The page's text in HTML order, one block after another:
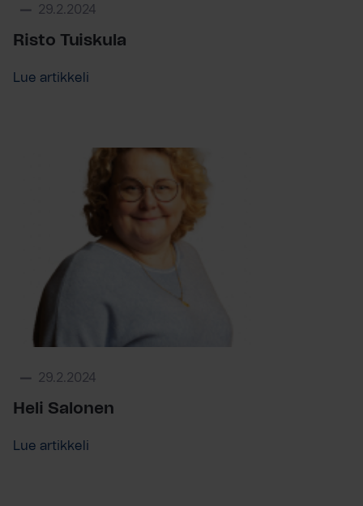
29.2.2024
Risto Tuiskula
Lue artikkeli
29.2.2024
Heli Salonen
Lue artikkeli